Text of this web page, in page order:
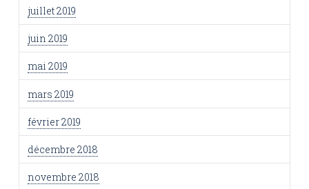
juillet 2019
juin 2019
mai 2019
mars 2019
février 2019
décembre 2018
novembre 2018